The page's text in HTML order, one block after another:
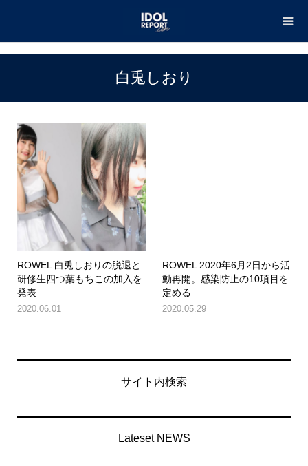
白兎しおり
ROWEL 白兎しおりの脱退と
研修生四つ葉もちこの加入を
発表
2020.06.01
ROWEL 2020年6月2日から活
動再開。感染防止の10項目を
定める
2020.05.29
サイト内検索
Lateset NEWS